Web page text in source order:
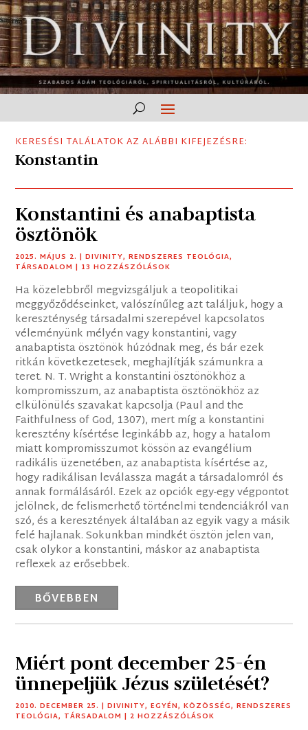
KERESÉSI TALÁLATOK AZ ALÁBBI KIFEJEZÉSRE:
Konstantin
Konstantini és anabaptista
ösztönök
2025. MÁJUS 2. |DIVINITY,RENDSZERES TEOLÓGIA,
TÁRSADALOM | 13 HOZZÁSZÓLÁSOK
Ha közelebbről megvizsgáljuk a teopolitikai
meggyőződéseinket, valószínűleg azt találjuk, hogy a
kereszténység társadalmi szerepével kapcsolatos
véleményünk mélyén vagy konstantini, vagy
anabaptista ösztönök húzódnak meg, és bár ezek
ritkán következetesek, meghajlítják számunkra a
teret. N. T. Wright a konstantini ösztönökhöz a
kompromisszum, az anabaptista ösztönökhöz az
elkülönülés szavakat kapcsolja (Paul and the
Faithfulness of God, 1307), mert míg a konstantini
keresztény kísértése leginkább az, hogy a hatalom
miatt kompromisszumot kössön az evangélium
radikális üzenetében, az anabaptista kísértése az,
hogy radikálisan leválassza magát a társadalomról és
annak formálásáról. Ezek az opciók egy-egy végpontot
jelölnek, de felismerhető történelmi tendenciákról van
szó, és a keresztények általában az egyik vagy a másik
felé hajlanak. Sokunkban mindkét ösztön jelen van,
csak olykor a konstantini, máskor az anabaptista
reflexek az erősebbek.
BŐVEBBEN
Miért pont december 25-én
ünnepeljük Jézus születését?
2010. DECEMBER 25. |DIVINITY,EGYÉN,KÖZÖSSÉG,RENDSZERES
TEOLÓGIA, TÁRSADALOM | 2 HOZZÁSZÓLÁSOK